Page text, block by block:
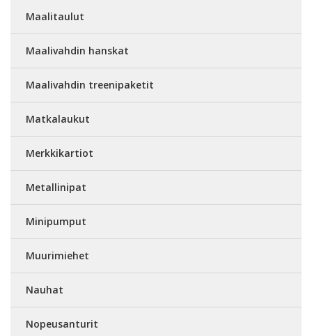
Maalitaulut
Maalivahdin hanskat
Maalivahdin treenipaketit
Matkalaukut
Merkkikartiot
Metallinipat
Minipumput
Muurimiehet
Nauhat
Nopeusanturit